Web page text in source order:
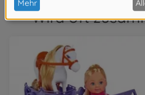
Wird oft